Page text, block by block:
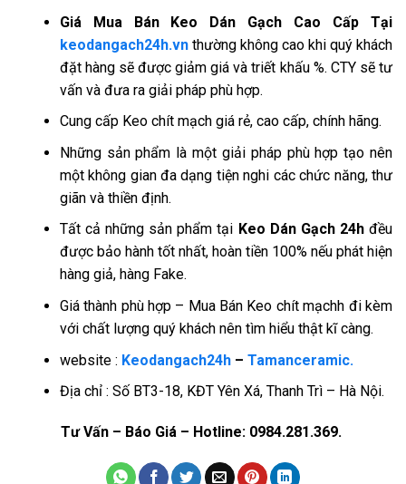
Giá Mua Bán Keo Dán Gạch Cao Cấp Tại
keodangach24h.vn thường không cao khi quý khách
đặt hàng sẽ được giảm giá và triết khấu %. CTY sẽ tư
vấn và đưa ra giải pháp phù hợp.
Cung cấp Keo chít mạch giá rẻ, cao cấp, chính hãng.
Những sản phẩm là một giải pháp phù hợp tạo nên
một không gian đa dạng tiện nghi các chức năng, thư
giãn và thiền định.
Tất cả những sản phẩm tại Keo Dán Gạch 24hđều
được bảo hành tốt nhất, hoàn tiền 100% nếu phát hiện
hàng giả, hàng Fake.
Giá thành phù hợp – Mua Bán Keo chít mạchh đi kèm
với chất lượng quý khách nên tìm hiểu thật kĩ càng.
website : Keodangach24h– Tamanceramic.
Địa chỉ : Số BT3-18, KĐT Yên Xá, Thanh Trì – Hà Nội.
Tư Vấn – Báo Giá – Hotline: 0984.281.369.